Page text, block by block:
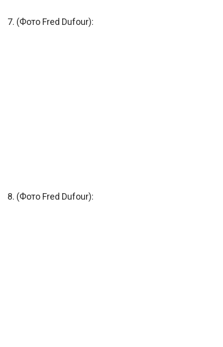
7. (Фото Fred Dufour):
8. (Фото Fred Dufour):